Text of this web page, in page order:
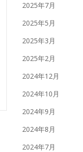
2025年7月
2025年5月
2025年3月
2025年2月
2024年12月
2024年10月
2024年9月
2024年8月
2024年7月